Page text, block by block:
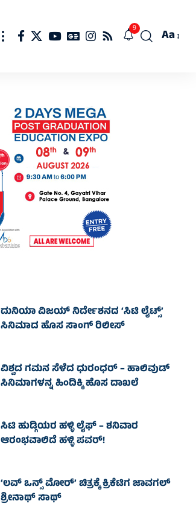
9
Font
Aa
ದುನಿಯಾ ವಿಜಯ್ ನಿರ್ದೇಶನದ ‘ಸಿಟಿ ಲೈಟ್ಸ್’
ಸಿನಿಮಾದ ಹೊಸ ಸಾಂಗ್ ರಿಲೀಸ್
ವಿಶ್ವದ ಗಮನ ಸೆಳೆದ ಧುರಂಧರ್ – ಹಾಲಿವುಡ್‌
ಸಿನಿಮಾಗಳನ್ನ ಹಿಂದಿಕ್ಕಿ ಹೊಸ ದಾಖಲೆ
ಸಿಟಿ ಹುಡ್ಗಿಯರ ಹಳ್ಳಿ ಲೈಫ್‌ – ಶನಿವಾರ
ಆರಂಭವಾಲಿದೆ ಹಳ್ಳಿ ಪವರ್‌!
‘ಲವ್ ಒನ್ಸ್ ಮೋರ್’ ಚಿತ್ರಕ್ಕೆ ಕ್ರಿಕೆಟಿಗ ಜಾವಗಲ್
ಶ್ರೀನಾಥ್ ಸಾಥ್